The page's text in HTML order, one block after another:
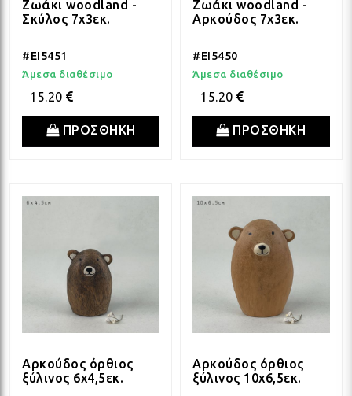
Ζωάκι woodland -
Σκύλος 7x3εκ.
#EI5451
Άμεσα διαθέσιμο
15.20
ΠΡΟΣΘΗΚΗ
Ζωάκι woodland -
Αρκούδος 7x3εκ.
#EI5450
Άμεσα διαθέσιμο
15.20
ΠΡΟΣΘΗΚΗ
Αρκούδος όρθιος
ξύλινος 6x4,5εκ.
Αρκούδος όρθιος
ξύλινος 10x6,5εκ.